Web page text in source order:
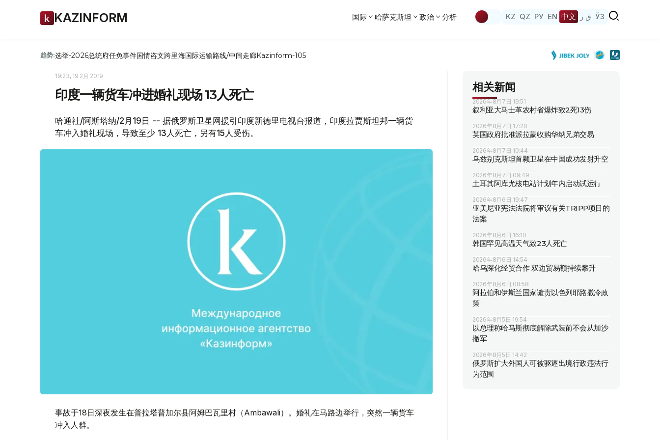
KAZINFORM 国际 哈萨克斯坦 政治 分析 KZ QZ РУ EN 中文 ق ز ЎЗ
趋势:选举-2026总统府任免事件国情咨文跨里海国际运输路线/中间走廊Kazinform-105
19:23, 19 2月 2019
印度一辆货车冲进婚礼现场 13人死亡
哈通社/阿斯塔纳/2月19日 -- 据俄罗斯卫星网援引印度新德里电视台报道，印度拉贾斯坦邦一辆货
车冲入婚礼现场，导致至少 13人死亡，另有15人受伤。
事故于18日深夜发生在普拉塔普加尔县阿姆巴瓦里村（Ambawali）。婚礼在马路边举行，突然一辆货车
冲入人群。
相关新闻
2026年8月7日 19:51
叙利亚大马士革农村省爆炸致2死13伤
2026年8月7日 17:20
英国政府批准派拉蒙收购华纳兄弟交易
2026年8月7日 10:44
乌兹别克斯坦首颗卫星在中国成功发射升空
2026年8月7日 09:49
土耳其阿库尤核电站计划年内启动试运行
2026年8月6日 19:47
亚美尼亚宪法法院将审议有关TRIPP项目的
法案
2026年8月6日 16:10
韩国罕见高温天气致23人死亡
2026年8月6日 14:54
哈乌深化经贸合作 双边贸易额持续攀升
2026年8月6日 08:58
阿拉伯和伊斯兰国家谴责以色列耶路撒冷政
策
2026年8月5日 19:54
以总理称哈马斯彻底解除武装前不会从加沙
撤军
2026年8月5日 14:42
俄罗斯扩大外国人可被驱逐出境行政违法行
为范围